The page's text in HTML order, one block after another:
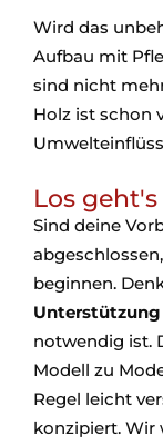
Wird das
Aufbau mit
sind nicht
Holz ist schon
Los geht's
Sind deine
beginnen.
Unterstützung
notwendig ist.
Modell zu
Regel leicht
konzipiert. Wir